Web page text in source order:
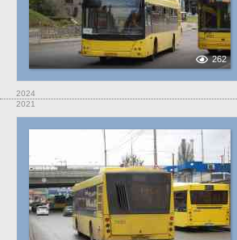
262
2024
2021